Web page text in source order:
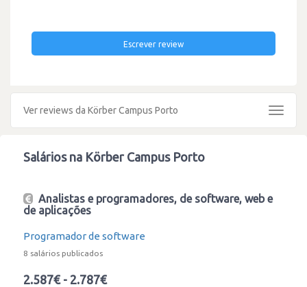
Escrever review
Ver reviews da Körber Campus Porto
Toggle
Salários na Körber Campus Porto
Analistas e programadores, de software, web e
de aplicações
Programador de software
8 salários publicados
2.587€ - 2.787€